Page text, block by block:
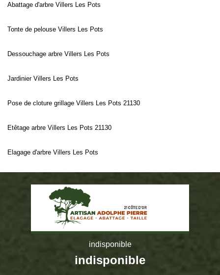
Abattage d'arbre Villers Les Pots
Tonte de pelouse Villers Les Pots
Dessouchage arbre Villers Les Pots
Jardinier Villers Les Pots
Pose de cloture grillage Villers Les Pots 21130
Etêtage arbre Villers Les Pots 21130
Elagage d'arbre Villers Les Pots
indisponible
indisponible